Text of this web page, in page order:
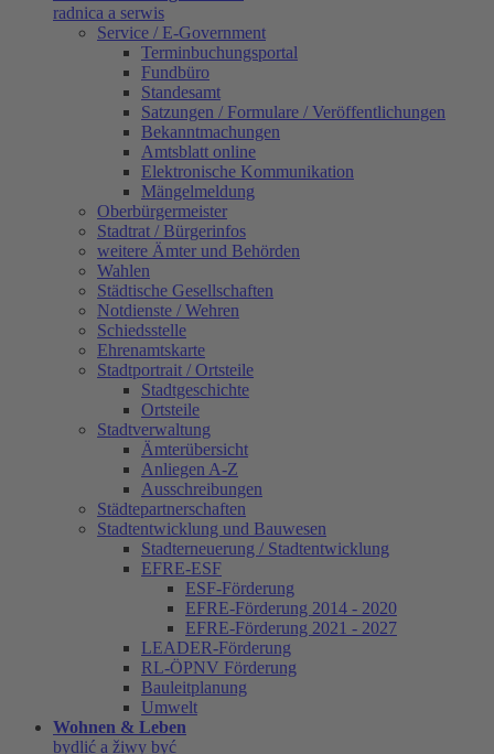
radnica a serwis
Service / E-Government
Terminbuchungsportal
Fundbüro
Standesamt
Satzungen / Formulare / Veröffentlichungen
Bekanntmachungen
Amtsblatt online
Elektronische Kommunikation
Mängelmeldung
Oberbürgermeister
Stadtrat / Bürgerinfos
weitere Ämter und Behörden
Wahlen
Städtische Gesellschaften
Notdienste / Wehren
Schiedsstelle
Ehrenamtskarte
Stadtportrait / Ortsteile
Stadtgeschichte
Ortsteile
Stadtverwaltung
Ämterübersicht
Anliegen A-Z
Ausschreibungen
Städtepartnerschaften
Stadtentwicklung und Bauwesen
Stadterneuerung / Stadtentwicklung
EFRE-ESF
ESF-Förderung
EFRE-Förderung 2014 - 2020
EFRE-Förderung 2021 - 2027
LEADER-Förderung
RL-ÖPNV Förderung
Bauleitplanung
Umwelt
Wohnen & Leben
bydlić a žiwy być